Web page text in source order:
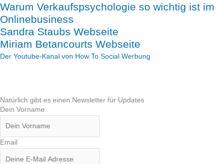
Warum Verkaufspsychologie so wichtig ist im
Onlinebusiness
Sandra Staubs Webseite
Miriam Betancourts Webseite
Der Youtube-Kanal von How To Social Werbung
Natürlich gibt es einen Newsletter für Updates
Dein Vorname
Email